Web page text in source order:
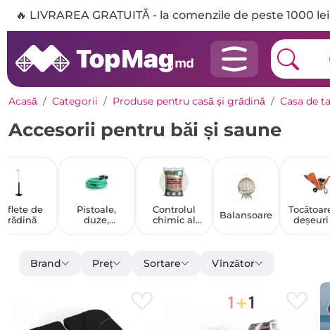
🔥 LIVRAREA GRATUITĂ - la comenzile de peste 1000 lei
Acasă Categorii Produse pentru casă și grădină Casa de
Accesorii pentru băi și saune
de
grădină
Pistoale,
duze,
Controlul
chimic al
Balansoare
Brand Preț Sortare Vînzător